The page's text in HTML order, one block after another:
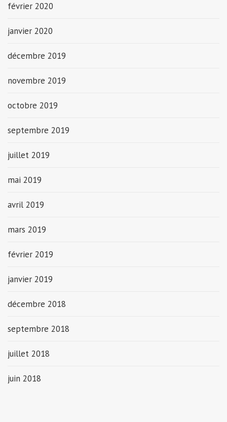
février 2020
janvier 2020
décembre 2019
novembre 2019
octobre 2019
septembre 2019
juillet 2019
mai 2019
avril 2019
mars 2019
février 2019
janvier 2019
décembre 2018
septembre 2018
juillet 2018
juin 2018